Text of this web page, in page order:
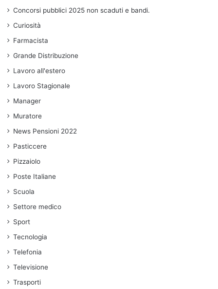
Concorsi pubblici 2025 non scaduti e bandi.
Curiosità
Farmacista
Grande Distribuzione
Lavoro all'estero
Lavoro Stagionale
Manager
Muratore
News Pensioni 2022
Pasticcere
Pizzaiolo
Poste Italiane
Scuola
Settore medico
Sport
Tecnologia
Telefonia
Televisione
Trasporti